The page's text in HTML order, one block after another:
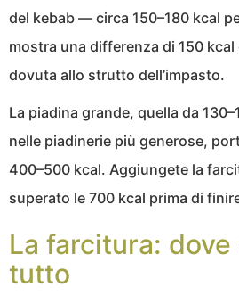
del kebab — circa 150–180 kcal
mostra una differenza di 150 kcal
dovuta allo strutto dell’impasto.
La piadina grande, quella da
nelle piadinerie più generose,
400–500 kcal. Aggiungete la
superato le 700 kcal prima di
La farcitura:
tutto